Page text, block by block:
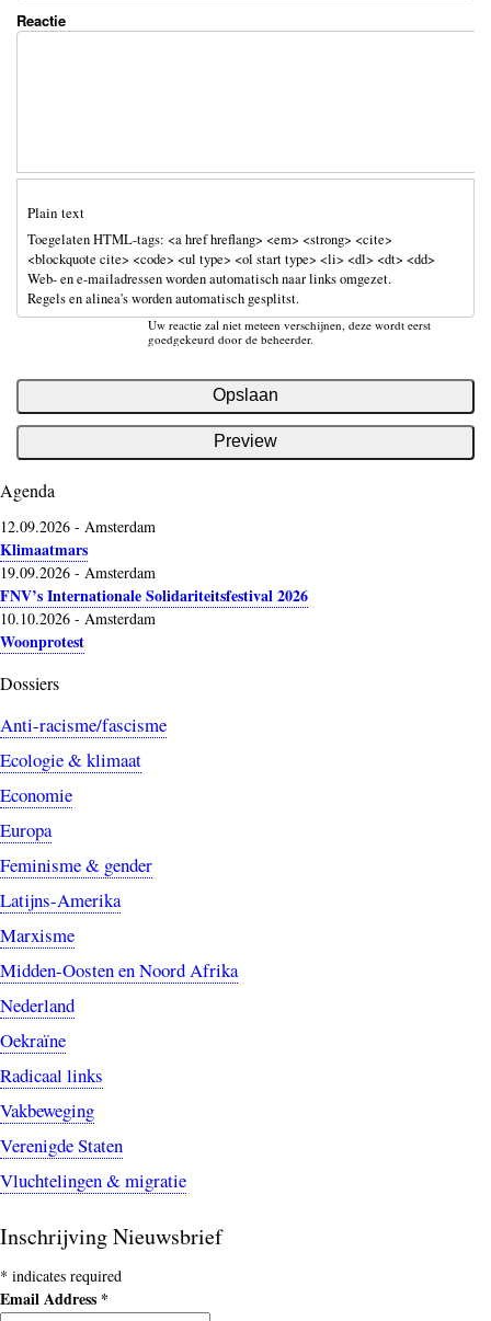
Reactie
Plain text
Toegelaten HTML-tags: <a href hreflang> <em> <strong> <cite>
<blockquote cite> <code> <ul type> <ol start type> <li> <dl> <dt> <dd>
Web- en e-mailadressen worden automatisch naar links omgezet.
Regels en alinea's worden automatisch gesplitst.
Uw reactie zal niet meteen verschijnen, deze wordt eerst
goedgekeurd door de beheerder.
Agenda
12.09.2026 - Amsterdam
Klimaatmars
19.09.2026 - Amsterdam
FNV’s Internationale Solidariteitsfestival 2026
10.10.2026 - Amsterdam
Woonprotest
Dossiers
Anti-racisme/fascisme
Ecologie & klimaat
Economie
Europa
Feminisme & gender
Latijns-Amerika
Marxisme
Midden-Oosten en Noord Afrika
Nederland
Oekraïne
Radicaal links
Vakbeweging
Verenigde Staten
Vluchtelingen & migratie
Inschrijving Nieuwsbrief
* indicates required
Email Address *